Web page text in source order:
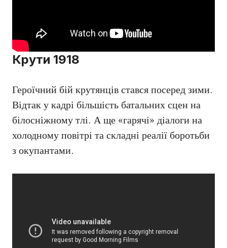
Крути 1918
Героїчний бій крутянців стався посеред зими.
Відтак у кадрі більшість батальних сцен на
білосніжному тлі. А ще «гарячі» діалоги на
холодному повітрі та складні реалії боротьби
з окупантами.